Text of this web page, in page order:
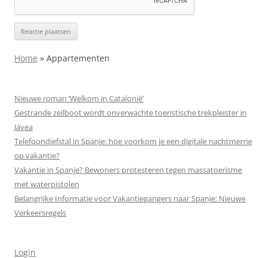
Home » Appartementen
Nieuwe roman ‘Welkom in Catalonië’
Gestrande zeilboot wordt onverwachte toeristische trekpleister in
Jávea
Telefoondiefstal in Spanje: hoe voorkom je een digitale nachtmerrie
op vakantie?
Vakantie in Spanje? Bewoners protesteren tegen massa­toerisme
met waterpistolen
Belangrijke Informatie voor Vakantiegangers naar Spanje: Nieuwe
Verkeersregels
Login